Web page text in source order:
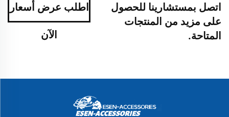
اتصل بمستشارينا للحصول
على مزيد من المنتجات
المتاحة.
اطلب عرض أسعار
الآن